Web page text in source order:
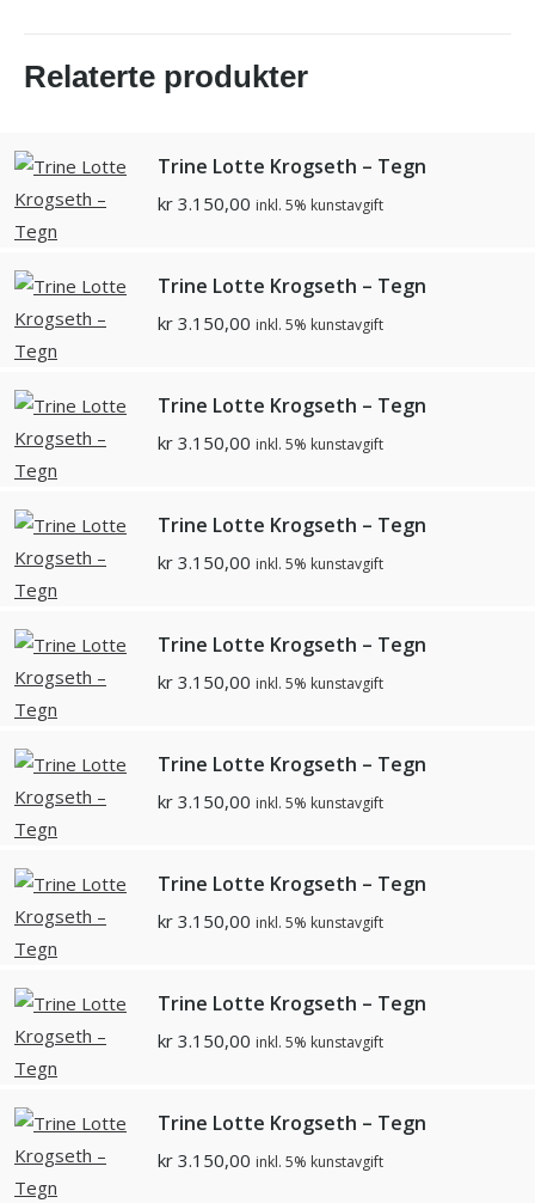
Relaterte produkter
Trine Lotte Krogseth – Tegn
kr 3.150,00 inkl. 5% kunstavgift
Trine Lotte Krogseth – Tegn
kr 3.150,00 inkl. 5% kunstavgift
Trine Lotte Krogseth – Tegn
kr 3.150,00 inkl. 5% kunstavgift
Trine Lotte Krogseth – Tegn
kr 3.150,00 inkl. 5% kunstavgift
Trine Lotte Krogseth – Tegn
kr 3.150,00 inkl. 5% kunstavgift
Trine Lotte Krogseth – Tegn
kr 3.150,00 inkl. 5% kunstavgift
Trine Lotte Krogseth – Tegn
kr 3.150,00 inkl. 5% kunstavgift
Trine Lotte Krogseth – Tegn
kr 3.150,00 inkl. 5% kunstavgift
Trine Lotte Krogseth – Tegn
kr 3.150,00 inkl. 5% kunstavgift